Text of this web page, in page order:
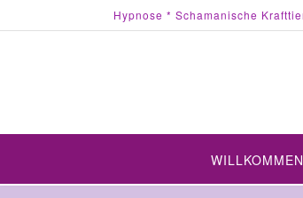
Hypnose * Schamanische
WILLKOMMEN